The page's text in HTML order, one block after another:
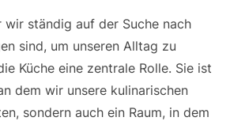
wir ständig auf der Suche nach
sind, um unseren Alltag zu
Küche eine zentrale Rolle. Sie ist
dem wir unsere kulinarischen
sondern auch ein Raum, in dem